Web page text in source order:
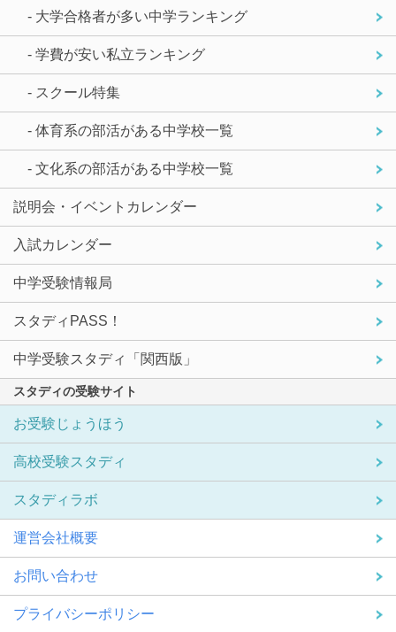
- 大学合格者が多い中学ランキング
- 学費が安い私立ランキング
- スクール特集
- 体育系の部活がある中学校一覧
- 文化系の部活がある中学校一覧
説明会・イベントカレンダー
入試カレンダー
中学受験情報局
スタディPASS！
中学受験スタディ「関西版」
スタディの受験サイト
お受験じょうほう
高校受験スタディ
スタディラボ
運営会社概要
お問い合わせ
プライバシーポリシー